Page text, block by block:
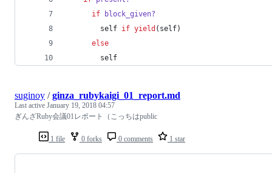
if
block_given?
self if yield ( self)
else
self
1 file 0 forks 0 comments 1 star
suginoy /ginza_rubykaigi_01_report.md
Last active January 19, 2018 04:57
ぎんざRuby会議01レポート（こっちはpublic